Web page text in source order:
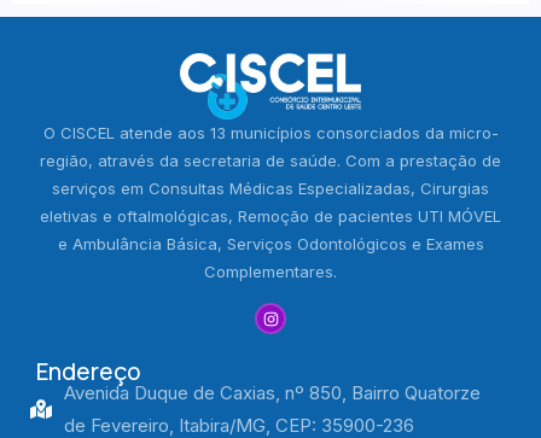
O CISCEL atende aos 13 municípios consorciados da micro-
região, através da secretaria de saúde. Com a prestação de
serviços em Consultas Médicas Especializadas, Cirurgias
eletivas e oftalmológicas, Remoção de pacientes UTI MÓVEL
e Ambulância Básica, Serviços Odontológicos e Exames
Complementares.
Endereço
Avenida Duque de Caxias, nº 850, Bairro Quatorze
de Fevereiro, Itabira/MG, CEP: 35900-236